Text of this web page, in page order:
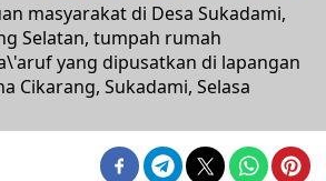
masyarakat di Desa Sukadami,
Selatan, tumpah rumah
yang dipusatkan di lapangan
Cikarang, Sukadami, Selasa